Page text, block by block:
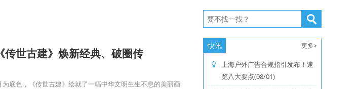
传世古建》焕新经典、破圈传
底色，《传世古建》绘就了一幅中华文明生生不息的美丽画
快讯 更多>
上海户外广告合规指引发布！速
览八大要点(08/01)